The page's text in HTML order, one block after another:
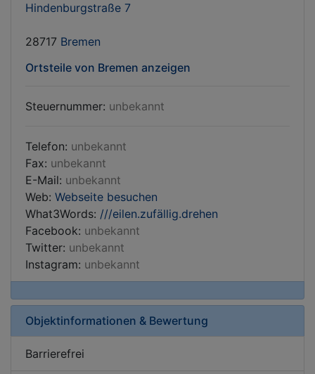
Hindenburgstraße 7
28717 Bremen
Ortsteile von Bremen anzeigen
Steuernummer: unbekannt
Telefon: unbekannt
Fax: unbekannt
E-Mail: unbekannt
Web: Webseite besuchen
What3Words: ///eilen.zufällig.drehen
Facebook: unbekannt
Twitter: unbekannt
Instagram: unbekannt
Objektinformationen & Bewertung
Barrierefrei